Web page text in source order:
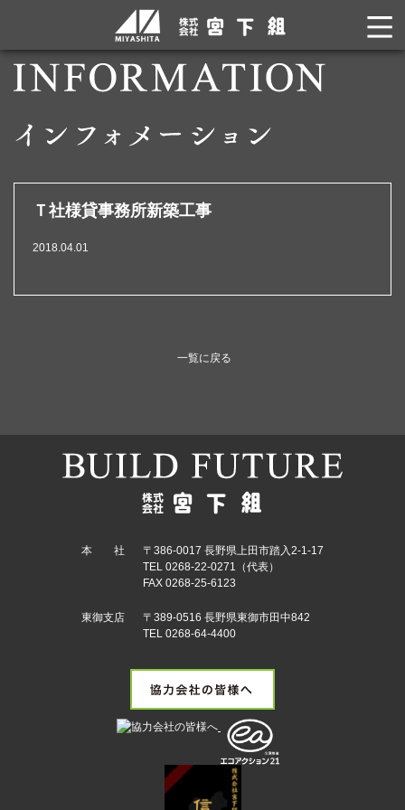
Ｔ社様貸事務所新築工事
2018.04.01
一覧に戻る
本 社
〒386-0017 長野県上田市踏入2-1-17
TEL 0268-22-0271（代表）
FAX 0268-25-6123
東御支店
〒389-0516 長野県東御市田中842
TEL 0268-64-4400